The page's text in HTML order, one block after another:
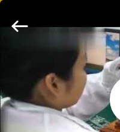
HAUSE
PRODUKTE
INDUSTRIAL
CO.,LTD.